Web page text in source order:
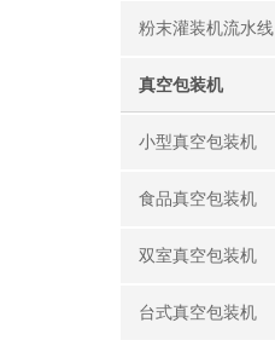
粉末灌装机流水线
真空包装机
小型真空包装机
食品真空包装机
双室真空包装机
台式真空包装机